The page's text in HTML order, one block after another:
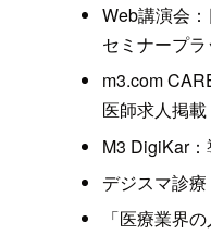
Web講演会
セミナープ
m3.com
医師求人掲載
M3 DigiKar
デジスマ診
「医療業界